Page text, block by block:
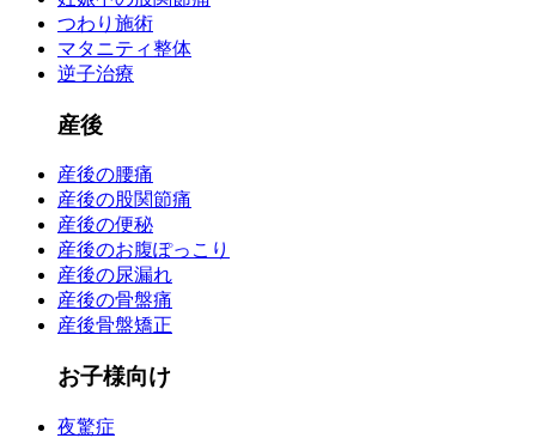
つわり施術
マタニティ整体
逆子治療
産後
産後の腰痛
産後の股関節痛
産後の便秘
産後のお腹ぽっこり
産後の尿漏れ
産後の骨盤痛
産後骨盤矯正
お子様向け
夜驚症